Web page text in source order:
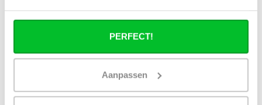
PERFECT!
Aanpassen
Puis-je utiliser tous les radiateurs du site
en combinaison avec un chauffage
Un radiateur panneau fonctionne-t-il à